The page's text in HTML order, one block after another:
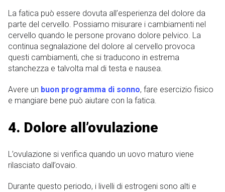
La fatica può essere dovuta all’esperienza del dolore da
parte del cervello. Possiamo misurare i cambiamenti nel
cervello quando le persone provano dolore pelvico. La
continua segnalazione del dolore al cervello provoca
questi cambiamenti, che si traducono in estrema
stanchezza e talvolta mal di testa e nausea.
Avere un buon programma di sonno, fare esercizio fisico
e mangiare bene può aiutare con la fatica.
4. Dolore all’ovulazione
L’ovulazione si verifica quando un uovo maturo viene
rilasciato dall’ovaio.
Durante questo periodo, i livelli di estrogeni sono alti e